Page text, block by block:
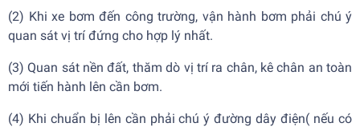
(2) Khi xe bơm đến công trường, vận hành bơm phải chú ý
quan sát vị trí đứng cho hợp lý nhất.
(3) Quan sát nền đất, thăm dò vị trí ra chân, kê chân an toàn
mới tiến hành lên cần bơm.
(4) Khi chuẩn bị lên cần phải chú ý đường dây điện( nếu có